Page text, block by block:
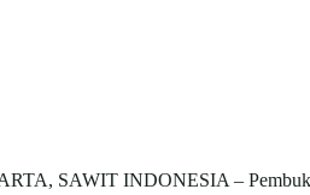
SAWIT INDONESIA –